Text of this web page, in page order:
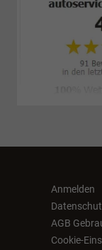
Anmelden
AGB
Cookie-